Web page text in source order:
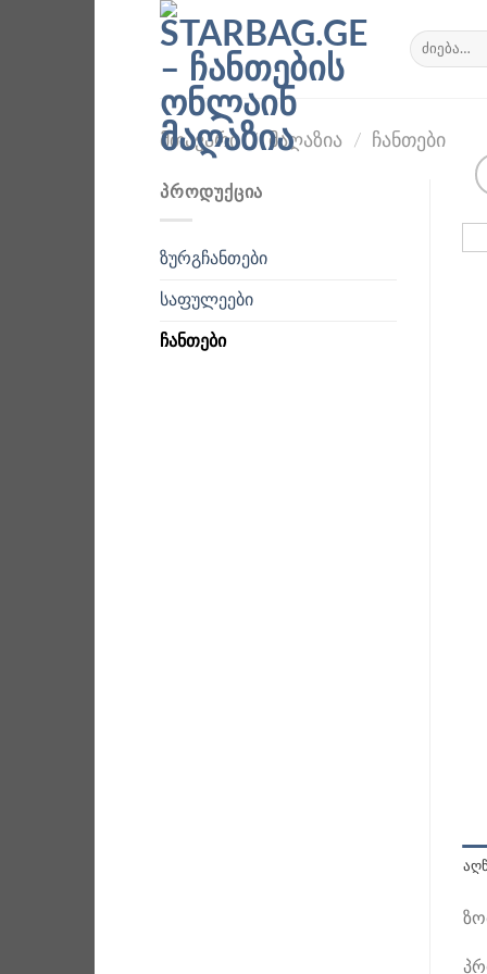
ძებნა:
ᲛᲗᲐᲕᲐᲠᲘ / ᲛᲐᲦᲐᲖᲘᲐ / ᲩᲐᲜᲗᲔᲑᲘ
ᲞᲠᲝᲓᲣᲥᲪᲘᲐ
ზურგჩანთები
საფულეები
ჩანთები